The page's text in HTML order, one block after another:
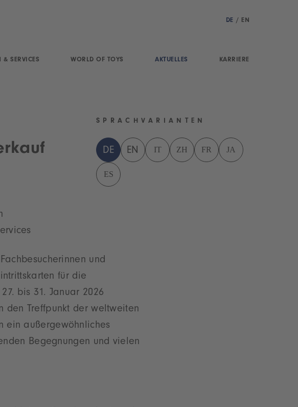
DE / EN
& SERVICES WORLD OF TOYS AKTUELLES KARRIERE
SPRACHVARIANTEN
DE EN IT ZH FR JA
ES
und
für die
bis 31. Januar 2026
den Treffpunkt der weltweiten
ein außergewöhnliches
Begegnungen und vielen